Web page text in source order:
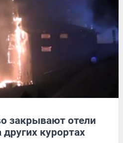
закрывают отели
курортах